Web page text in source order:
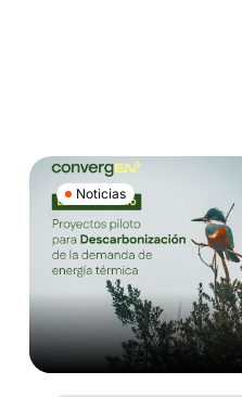
Noticias